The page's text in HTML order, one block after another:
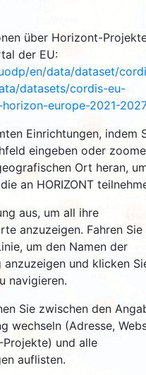
über Horizont-
der EU:
en/data/dataset/
datasets/cordis-eu-
europe-2021-2027
Einrichtungen, indem
eingeben oder
Ort heran,
an HORIZONT
aus, um all ihre
anzuzeigen. Fahren Sie
um den Namen der
und klicken
navigieren.
Sie zwischen den
wechseln (Adresse,
Projekte) und alle
auflisten.
6710
907
697
13
12634